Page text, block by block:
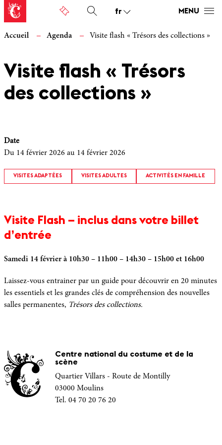
fr MENU
Accueil Agenda Visite flash « Trésors des collections »
Visite flash « Trésors
des collections »
Date
Du 14 février 2026 au 14 février 2026
VISITES ADAPTÉES VISITES ADULTES ACTIVITÉS EN FAMILLE
Visite Flash – inclus dans votre billet
d’entrée
Samedi 14 février à 10h30 – 11h00 – 14h30 – 15h00 et 16h00
Laissez-vous entrainer par un guide pour découvrir en 20 minutes
les essentiels et les grandes clés de compréhension des nouvelles
salles permanentes, Trésors des collections.
Centre national du costume et de la
scène
Quartier Villars - Route de Montilly
03000 Moulins
Tel. 04 70 20 76 20